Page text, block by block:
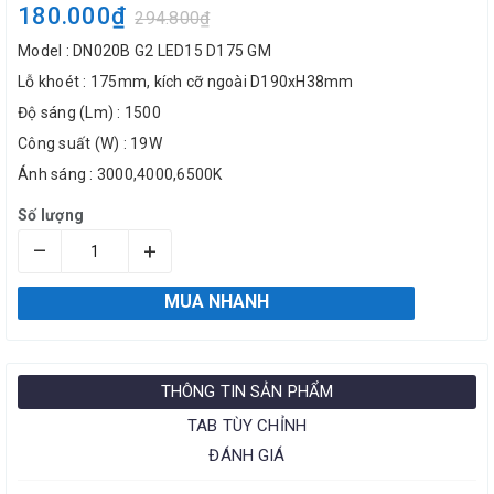
180.000₫ 294.800₫
Model : DN020B G2 LED15 D175 GM
Lỗ khoét : 175mm, kích cỡ ngoài D190xH38mm
Độ sáng (Lm) : 1500
Công suất (W) : 19W
Ánh sáng : 3000,4000,6500K
Số lượng
– +
MUA NHANH
THÔNG TIN SẢN PHẨM
TAB TÙY CHỈNH
ĐÁNH GIÁ